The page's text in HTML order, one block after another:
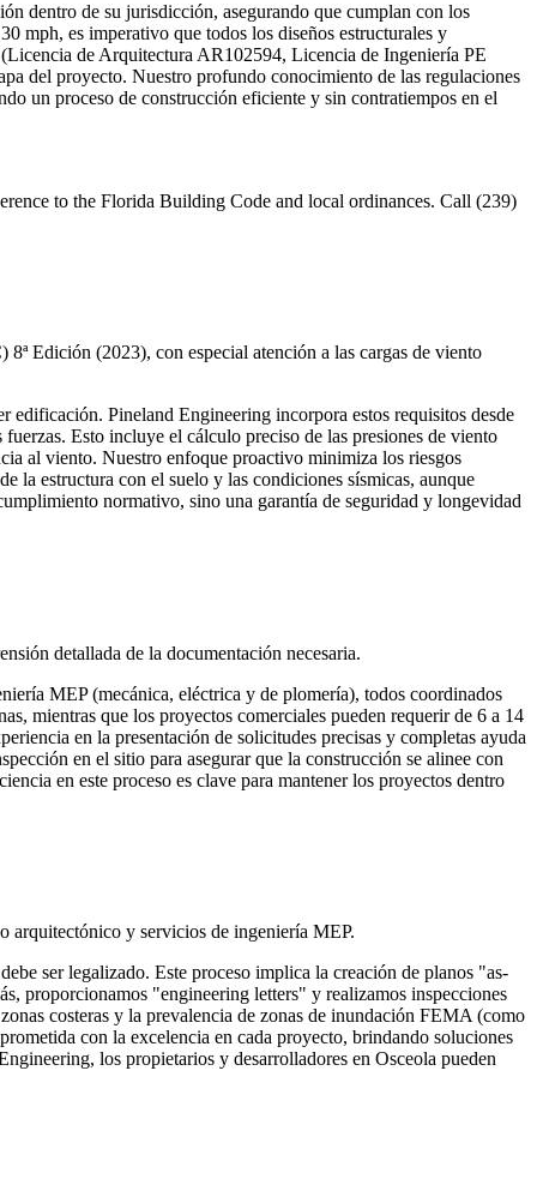
dentro de su jurisdicción, asegurando que cumplan con los
mph, es imperativo que todos los diseños estructurales y
de Arquitectura AR102594, Licencia de Ingeniería PE
del proyecto. Nuestro profundo conocimiento de las regulaciones
un proceso de construcción eficiente y sin contratiempos en el
to the Florida Building Code and local ordinances. Call (239)
Edición (2023), con especial atención a las cargas de viento
Pineland Engineering incorpora estos requisitos desde
Esto incluye el cálculo preciso de las presiones de viento
al viento. Nuestro enfoque proactivo minimiza los riesgos
la estructura con el suelo y las condiciones sísmicas, aunque
normativo, sino una garantía de seguridad y longevidad
detallada de la documentación necesaria.
MEP (mecánica, eléctrica y de plomería), todos coordinados
mientras que los proyectos comerciales pueden requerir de 6 a 14
en la presentación de solicitudes precisas y completas ayuda
en el sitio para asegurar que la construcción se alinee con
en este proceso es clave para mantener los proyectos dentro
arquitectónico y servicios de ingeniería MEP.
ser legalizado. Este proceso implica la creación de planos "as-
proporcionamos "engineering letters" y realizamos inspecciones
costeras y la prevalencia de zonas de inundación FEMA (como
con la excelencia en cada proyecto, brindando soluciones
los propietarios y desarrolladores en Osceola pueden